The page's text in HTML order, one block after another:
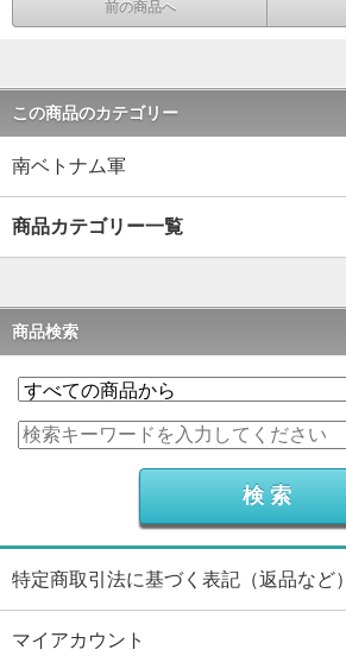
前の商品へ
この商品のカテゴリー
南ベトナム軍
商品カテゴリー一覧
商品検索
特定商取引法に基づく表記（返品など）
マイアカウント